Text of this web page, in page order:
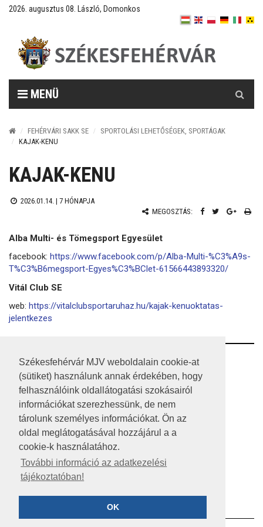
Székesfehérvár MJV weboldalain cookie-at
(sütiket) használunk annak érdekében, hogy
felhasználóink oldallátogatási szokásairól
információkat szerezhessünk, de nem
tárolunk személyes információkat. Ön az
oldal meglátogatásával hozzájárul a a
cookie-k használatához.
További információ az adatkezelési
tájékoztatóban!
OK
2026. augusztus 08. László, Domonkos
MENÜ
FEHÉRVÁRI SAKK SE
SPORTOLÁSI LEHETŐSÉGEK, SPORTÁGAK
KAJAK-KENU
KAJAK-KENU
2026.01.14. | 7 HÓNAPJA
MEGOSZTÁS:
Alba Multi- és Tömegsport Egyesület
facebook: https://www.facebook.com/p/Alba-Multi-%C3%A9s-
T%C3%B6megsport-Egyes%C3%BClet-61566443893320/
Vitál Club SE
web: https://vitalclubsportaruhaz.hu/kajak-kenuoktatas-
jelentkezes
RSS
A HONLAP 2017.03.31-I ÁLLAPOTA
JOGI NYILATKOZAT
IMPRESSZUM
KÖZÉRDEKŰ ADATOK